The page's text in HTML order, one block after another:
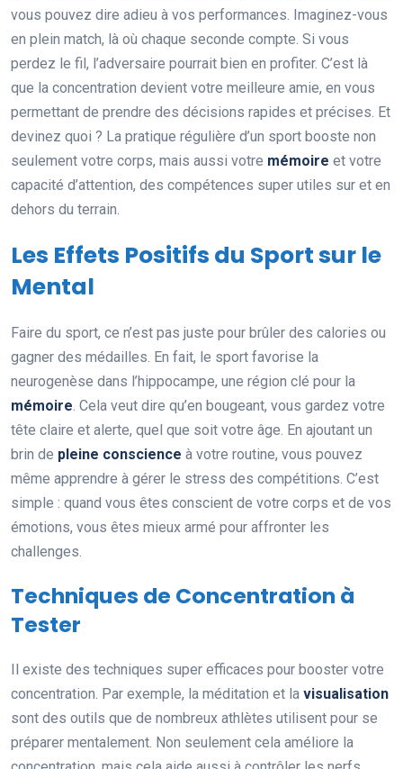
vous pouvez dire adieu à vos performances. Imaginez-vous
en plein match, là où chaque seconde compte. Si vous
perdez le fil, l’adversaire pourrait bien en profiter. C’est là
que la concentration devient votre meilleure amie, en vous
permettant de prendre des décisions rapides et précises. Et
devinez quoi ? La pratique régulière d’un sport booste non
seulement votre corps, mais aussi votre mémoire et votre
capacité d’attention, des compétences super utiles sur et en
dehors du terrain.
Les Effets Positifs du Sport sur le
Mental
Faire du sport, ce n’est pas juste pour brûler des calories ou
gagner des médailles. En fait, le sport favorise la
neurogenèse dans l’hippocampe, une région clé pour la
mémoire . Cela veut dire qu’en bougeant, vous gardez votre
tête claire et alerte, quel que soit votre âge. En ajoutant un
brin de pleine conscience à votre routine, vous pouvez
même apprendre à gérer le stress des compétitions. C’est
simple : quand vous êtes conscient de votre corps et de vos
émotions, vous êtes mieux armé pour affronter les
challenges.
Techniques de Concentration à
Tester
Il existe des techniques super efficaces pour booster votre
concentration. Par exemple, la méditation et la visualisation
sont des outils que de nombreux athlètes utilisent pour se
préparer mentalement. Non seulement cela améliore la